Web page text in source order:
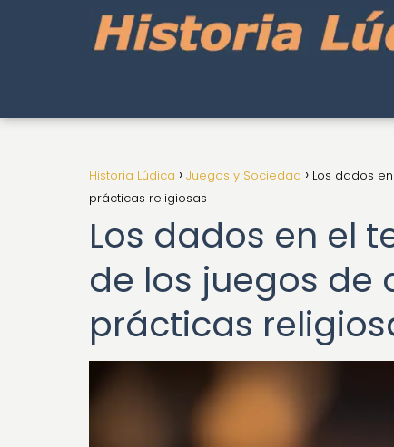
Historia Lúdica Juegos y Sociedad
Los dados
prácticas religiosas
Los dados en el
de los juegos de
prácticas